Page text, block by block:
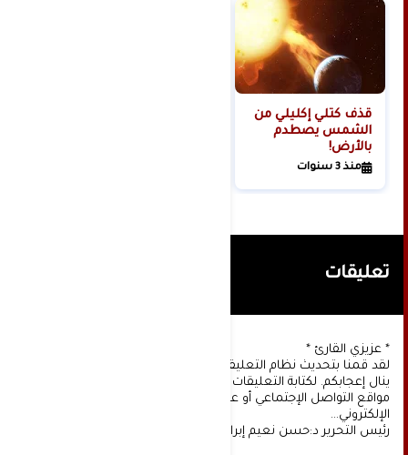
قذف كتلي إكليلي من
الشمس يصطدم
بالأرض!
منذ 3 سنوات
تعليقات
* عزيزي القارئ *
لقد قمنا بتحديث نظام التعليقات على موقعنا، ونأمل أن
ينال إعجابكم. لكتابة التعليقات يجب أولا التسجيل عن طريق
مواقع التواصل الإجتماعي أو عن طريق خدمة البريد
الإلكتروني...
رئيس التحرير د:حسن نعيم إبراهيم.